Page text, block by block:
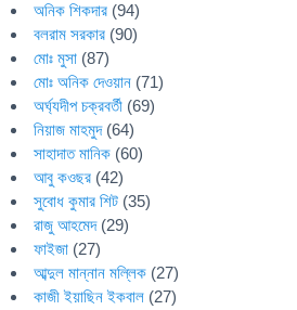
অনিক শিকদার (94)
বলরাম সরকার (90)
মোঃ মুসা (87)
মোঃ অনিক দেওয়ান (71)
অর্ঘ্যদীপ চক্রবর্তী (69)
নিয়াজ মাহমুদ(64)
সাহাদাত মানিক (60)
আবু কওছর (42)
সুবোধ কুমার শিট (35)
রাজু আহমেদ(29)
ফাইজা (27)
আব্দুল মান্নান মল্লিক (27)
কাজী ইয়াছিন ইকবাল (27)